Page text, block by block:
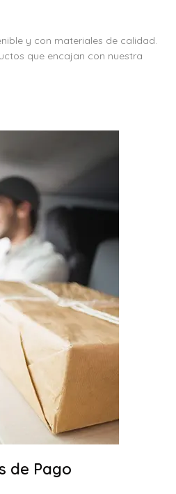
y con materiales de calidad.
que encajan con nuestra
de Pago